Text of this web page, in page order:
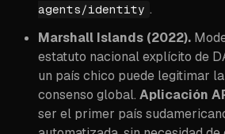
agents/identity .
Marshall Islands (2022).
estatuto nacional explícito de
un país chico puede legitimar
consenso global. Aplicación
ser el primer país